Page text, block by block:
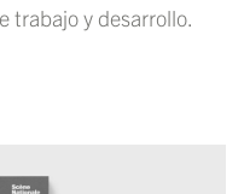
trabajo y desarrollo.